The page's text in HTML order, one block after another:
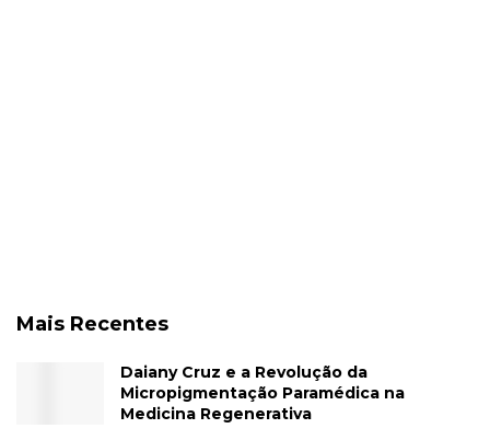
Mais Recentes
Daiany Cruz e a Revolução da
Micropigmentação Paramédica na
Medicina Regenerativa